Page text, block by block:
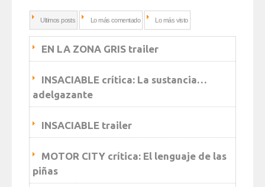
Ultimos posts Lo más comentado Lo más visto
EN LA ZONA GRIS trailer
INSACIABLE crítica: La sustancia…
adelgazante
INSACIABLE trailer
MOTOR CITY crítica: El lenguaje de las
piñas